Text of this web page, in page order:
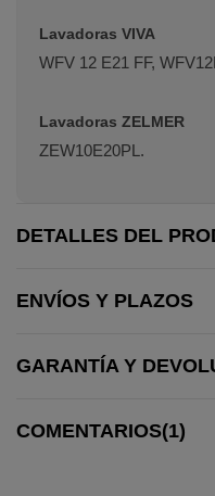
Lavadoras VIVA
WFV 12 E21 FF,
Lavadoras ZELMER
ZEW10E20PL.
DETALLES DEL
ENVÍOS Y PLAZOS
GARANTÍA Y
COMENTARIOS(1)